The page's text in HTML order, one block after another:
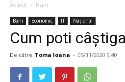
Acasă Bani
Bani Economic IT Național
Cum poti
De către Toma Ioana - 05/11/2020 9:40